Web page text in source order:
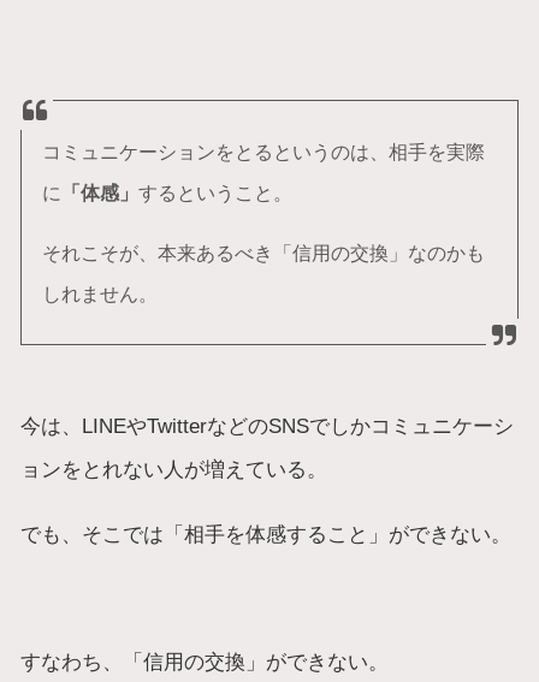
コミュニケーションをとるというのは、相手を実際
に 「体感」 するということ。
それこそが、本来あるべき「信用の交換」なのかも
しれません。
今は、LINEやTwitterなどのSNSでしかコミュニケーシ
ョンをとれない人が増えている。
でも、そこでは「相手を体感すること」ができない。
すなわち、「信用の交換」ができない。